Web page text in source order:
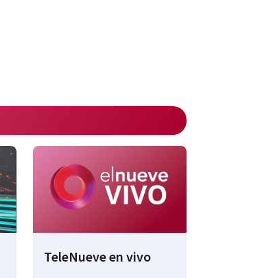
TeleNueve en vivo